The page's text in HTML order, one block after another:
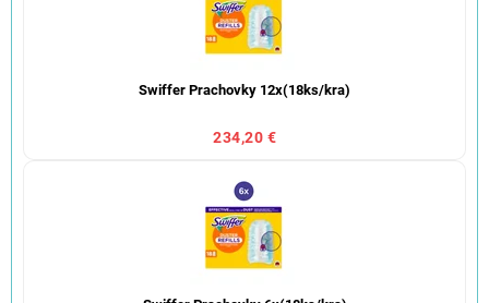
Swiffer Prachovky 12x(18ks/kra)
234,20 €